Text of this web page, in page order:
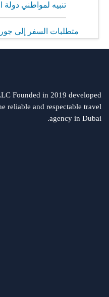
تنبيه لمواطني دولة
متطلبات السفر إلى
مطار الشارقة يطلق
فلاي دبي: تأخير بعض
عرض طيران الإمارات
طيران
طيران الإمارات تطلق
Founded in 2019 developed
reliable and respectable travel
agency in Dubai.